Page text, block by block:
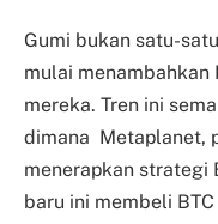
Gumi bukan satu-
mulai
mereka. Tren ini
dimana Metaplanet,
menerapkan strategi
baru ini membeli